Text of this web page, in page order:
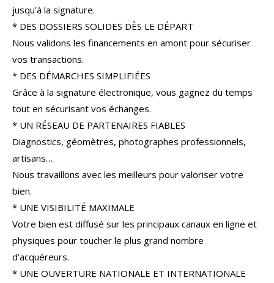
jusqu’à la signature.
* DES DOSSIERS SOLIDES DÈS LE DÉPART
Nous validons les financements en amont pour sécuriser
vos transactions.
* DES DÉMARCHES SIMPLIFIÉES
Grâce à la signature électronique, vous gagnez du temps
tout en sécurisant vos échanges.
* UN RÉSEAU DE PARTENAIRES FIABLES
Diagnostics, géomètres, photographes professionnels,
artisans…
Nous travaillons avec les meilleurs pour valoriser votre
bien.
* UNE VISIBILITÉ MAXIMALE
Votre bien est diffusé sur les principaux canaux en ligne et
physiques pour toucher le plus grand nombre
d’acquéreurs.
* UNE OUVERTURE NATIONALE ET INTERNATIONALE
COUPS DE COEUR
NOUVEAUTÉS
RECHERCHER